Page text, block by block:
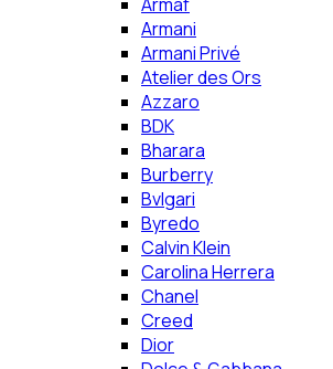
Armani
Armani Privé
Atelier des Ors
Azzaro
BDK
Bharara
Burberry
Bvlgari
Byredo
Calvin Klein
Carolina Herrera
Chanel
Creed
Dior